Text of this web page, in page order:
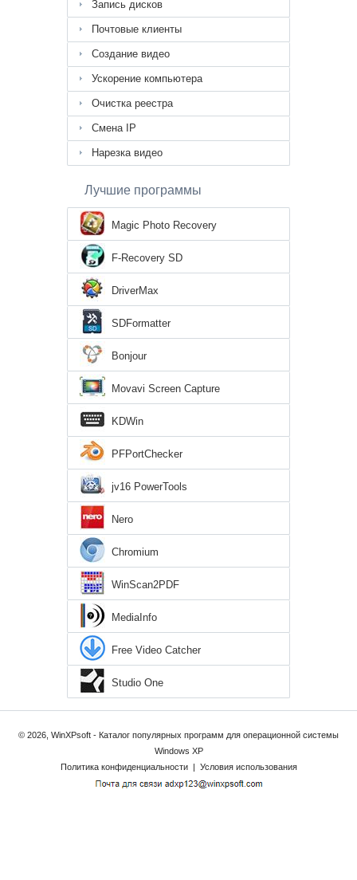
Запись дисков
Почтовые клиенты
Создание видео
Ускорение компьютера
Очистка реестра
Смена IP
Нарезка видео
Лучшие программы
Magic Photo Recovery
F-Recovery SD
DriverMax
SDFormatter
Bonjour
Movavi Screen Capture
KDWin
PFPortChecker
jv16 PowerTools
Nero
Chromium
WinScan2PDF
MediaInfo
Free Video Catcher
Studio One
© 2026, WinXPsoft - Каталог популярных программ для операционной системы
Windows XP
Политика конфиденциальности
Условия использования